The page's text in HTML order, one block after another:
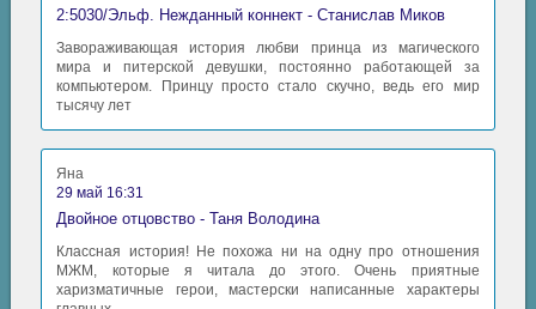
2:5030/Эльф. Нежданный коннект - Станислав Миков
Завораживающая история любви принца из магического
мира и питерской девушки, постоянно работающей за
компьютером. Принцу просто стало скучно, ведь его мир
тысячу лет
Яна
29 май 16:31
Двойное отцовство - Таня Володина
Классная история! Не похожа ни на одну про отношения
МЖМ, которые я читала до этого. Очень приятные
харизматичные герои, мастерски написанные характеры